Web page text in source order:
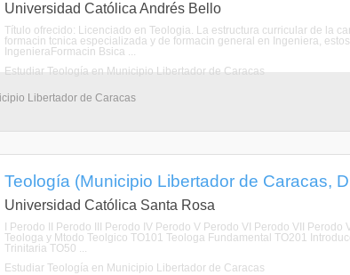
Universidad Católica Andrés Bello
Título ofrecido: Licenciado en Teologia. La estructura curricular de la
formacin tcnica especializada y de formacin general en Ingeniera,
IngenieraFormacin Bsica ...
Estudiar Teología en Municipio Libertador de Caracas
Libertador de Caracas
Teología (Municipio Libertador de Caracas,
Universidad Católica Santa Rosa
I Perodo II Perodo III Perodo IV Perodo V Perodo VI Perodo VII
Teologa y Mtodo Teolgico TO101 Teologa Fundamental TO201
Trinitaria TO50 ...
Estudiar Teología en Municipio Libertador de Caracas